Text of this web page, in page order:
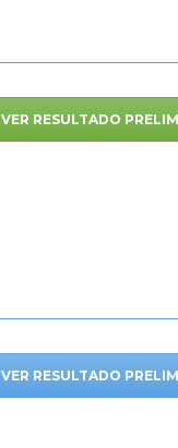
VER RESULTADO
VER RESULTADO